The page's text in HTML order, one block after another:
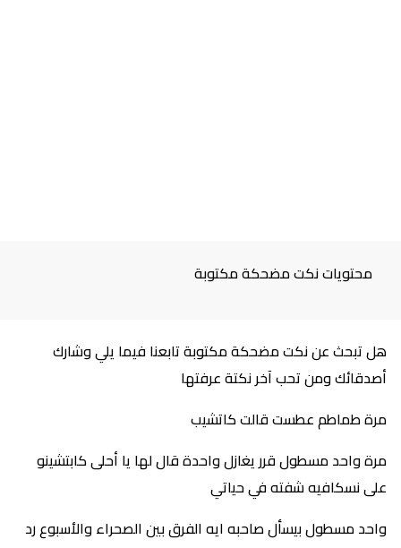
محتويات نكت مضحكة مكتوبة
هل تبحث عن نكت مضحكة مكتوبة تابعنا فيما يلي وشارك
أصدقائك ومن تحب آخر نكتة عرفتها
مرة طماطم عطست قالت كاتشيب
مرة واحد مسطول قرر يغازل واحدة قال لها يا أحلى كابتشينو
على نسكافيه شفته في حياتي
واحد مسطول بيسأل صاحبه ايه الفرق بين الصحراء والأسبوع رد